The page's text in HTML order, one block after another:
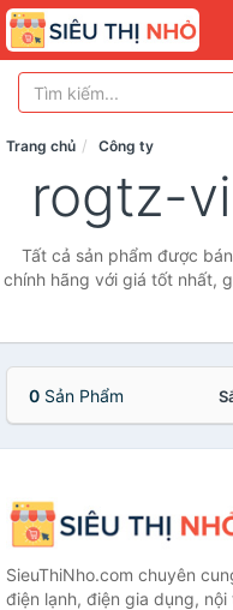
Trang chủ Công ty
rogtz-
Tất cả sản phẩm được
chính hãng với giá tốt nhất,
0 Sản Phẩm
SieuThiNho.com chuyên
điện lạnh, điện gia dụng,